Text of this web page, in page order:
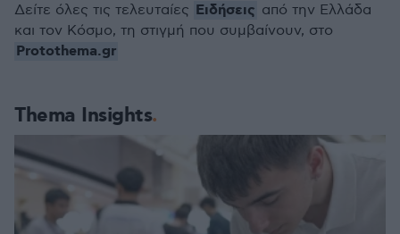
Thema Insights
Δείτε όλες τις τελευταίες Ειδήσεις από την Ελλάδα
και τον Κόσμο, τη στιγμή που συμβαίνουν, στο
Protothema.gr